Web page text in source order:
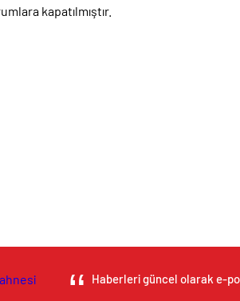
Süreci Oldu
kapatılmıştır.
Haberleri güncel olarak e-